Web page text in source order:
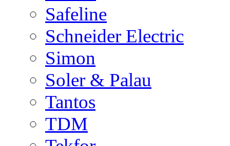
Safeline
Schneider Electric
Simon
Soler & Palau
Tantos
TDM